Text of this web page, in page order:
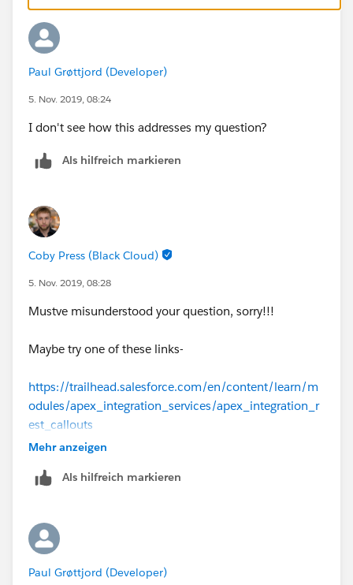
Paul Grøttjord (Developer)
5. Nov. 2019, 08:24
I don't see how this addresses my question?
Als hilfreich markieren
Coby Press (Black Cloud)
5. Nov. 2019, 08:28
Mustve misunderstood your question, sorry!!!
Maybe try one of these links-
https://trailhead.salesforce.com/en/content/learn/m
odules/apex_integration_services/apex_integration_r
est_callouts
id=9060G000000Bik0QAC
us.apexcode.meta/apexcode/apex_json_jsonparser.ht
m
Mehr anzeigen
Als hilfreich markieren
Paul Grøttjord (Developer)